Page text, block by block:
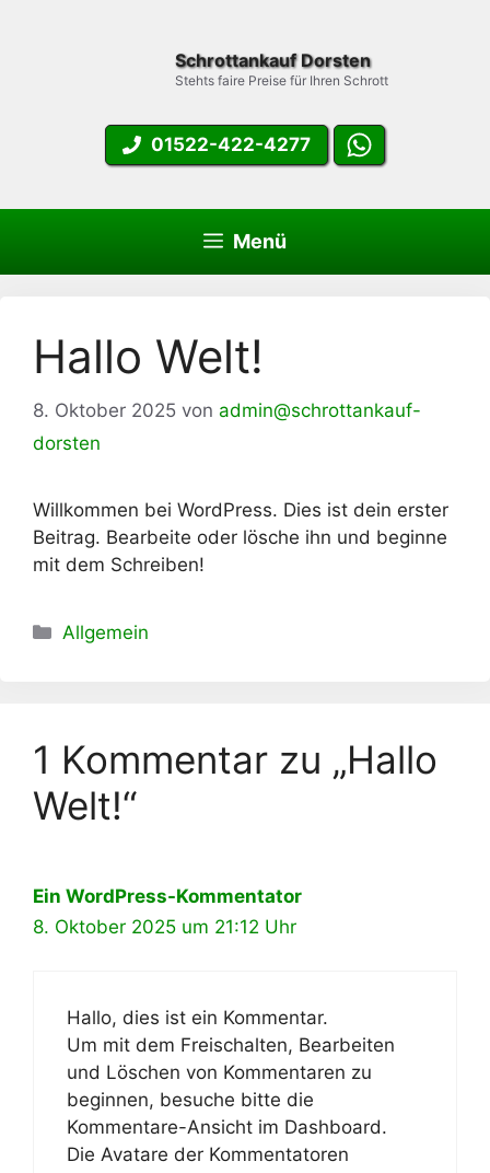
Schrottankauf Dorsten
Stehts faire Preise für Ihren Schrott
01522-422-4277
Menü
Hallo Welt!
8. Oktober 2025 von admin@schrottankauf-
dorsten
Willkommen bei WordPress. Dies ist dein erster
Beitrag. Bearbeite oder lösche ihn und beginne
mit dem Schreiben!
Kategorien
Allgemein
1 Kommentar zu „Hallo
Welt!“
Ein WordPress-Kommentator
8. Oktober 2025 um 21:12 Uhr
Hallo, dies ist ein Kommentar.
Um mit dem Freischalten, Bearbeiten
und Löschen von Kommentaren zu
beginnen, besuche bitte die
Kommentare-Ansicht im Dashboard.
Die Avatare der Kommentatoren